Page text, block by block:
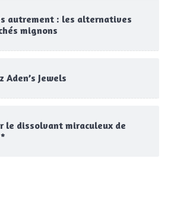
autrement : les alternatives
mignons
Aden’s Jewels
le dissolvant miraculeux de